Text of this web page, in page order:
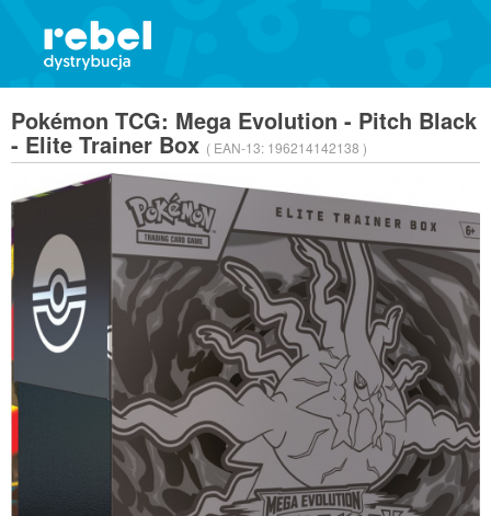
Pokémon TCG: Mega Evolution - Pitch Black
- Elite Trainer Box ( EAN-13: 196214142138 )